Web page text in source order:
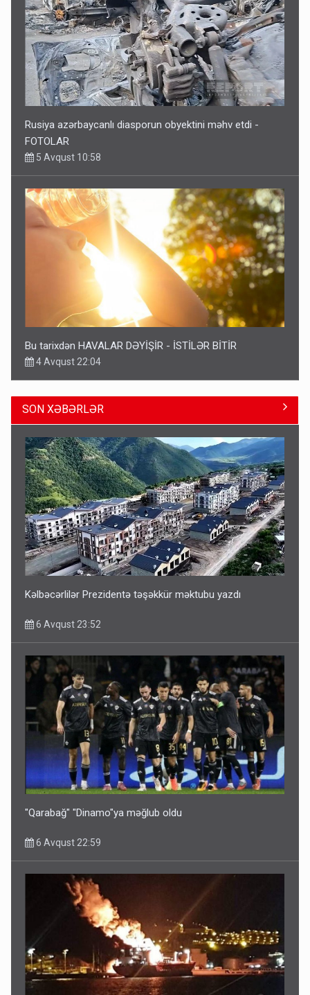
Rusiya azərbaycanlı diasporun obyektini məhv etdi -
FOTOLAR
5 Avqust 10:58
Bu tarixdən HAVALAR DƏYİŞİR - İSTİLƏR BİTİR
4 Avqust 22:04
ŞOK! David Seliverstov ölkədən qaçdı
6 Avqust 14:14
Bu ölkələrə şəxsiyyət vəsiqəsi ilə gedə biləcəksiniz -
SİYAHI
6 Avqust 10:53
Ərdoğana sui-qəsd planının iştirakçısı detalları açıqladı
SON XƏBƏRLƏR
Kəlbəcərlilər Prezidentə təşəkkür məktubu yazdı
6 Avqust 23:52
"Qarabağ" "Dinamo"ya məğlub oldu
6 Avqust 22:59